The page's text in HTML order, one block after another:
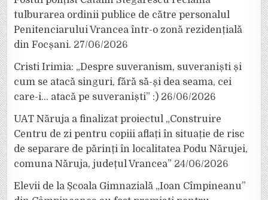
tulburarea ordinii publice de către personalul
Penitenciarului Vrancea într-o zonă rezidențială
din Focșani. 27/06/2026
Cristi Irimia: „Despre suveranism, suveraniști și
cum se atacă singuri, fără să-și dea seama, cei
care-i… atacă pe suveraniști” :) 26/06/2026
UAT Năruja a finalizat proiectul „Construire
Centru de zi pentru copiii aflați în situație de risc
de separare de părinți în localitatea Podu Nărujei,
comuna Năruja, județul Vrancea” 24/06/2026
Elevii de la Școala Gimnazială „Ioan Cîmpineanu”